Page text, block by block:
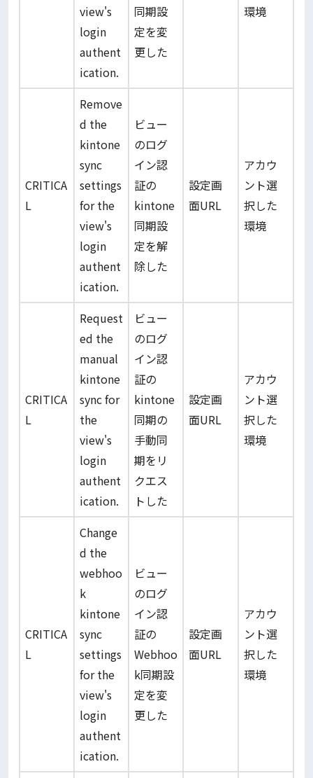
view's
login
authent
ication.
同期設
定を変
更した
環境
CRITICA
L
Remove
d the
kintone
sync
settings
for the
view's
login
authent
ication.
ビュー
のログ
イン認
証の
kintone
同期設
定を解
除した
設定画
面URL
アカウ
ント選
択した
環境
CRITICA
L
Request
ed the
manual
kintone
sync for
the
view's
login
authent
ication.
ビュー
のログ
イン認
証の
kintone
同期の
手動同
期をリ
クエス
トした
設定画
面URL
アカウ
ント選
択した
環境
CRITICA
L
Change
d the
webhoo
k
kintone
sync
settings
for the
view's
login
authent
ication.
ビュー
のログ
イン認
証の
Webhoo
k同期設
定を変
更した
設定画
面URL
アカウ
ント選
択した
環境